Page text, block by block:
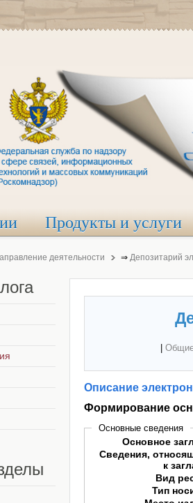
Продукты и услуги
деятельности ⇒ Депозитарий
Описание
Формирование
Основные сведения
Основное
Сведения,
к
Вид
Тип